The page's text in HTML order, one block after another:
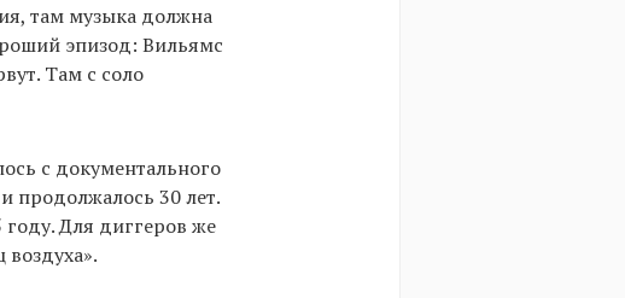
там музыка должна
эпизод: Вильямс
Там с соло
с документального
продолжалось 30 лет.
Для диггеров же